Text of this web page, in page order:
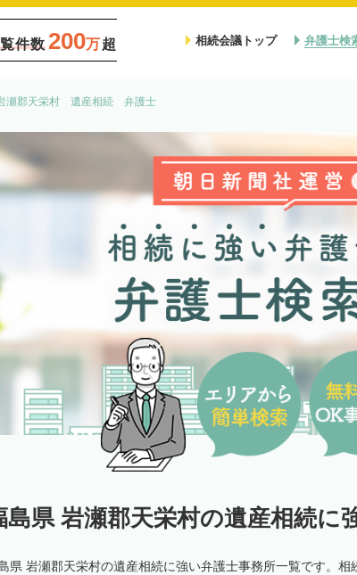
件数 200万超 相続会議トップ 弁護士検
瀬郡天栄村 遺産相続 弁護士
島県 岩瀬郡天栄村の遺産相続に
県 岩瀬郡天栄村の遺産相続に強い弁護士事務所一覧です。